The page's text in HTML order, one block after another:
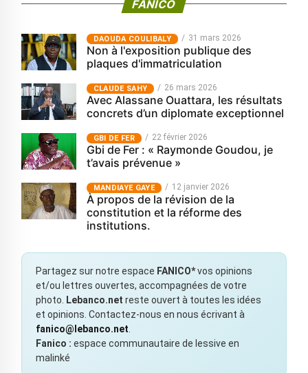
FANICO
‎DAOUDA COULIBALY 31 mars 2026
Non à l'exposition publique des
plaques d'immatriculation
CLAUDE SAHY 26 mars 2026
Avec Alassane Ouattara, les résultats
concrets d’un diplomate exceptionnel
GBI DE FER 22 février 2026
Gbi de Fer : « Raymonde Goudou, je
t’avais prévenue »
MANDIAYE GAYE 12 janvier 2026
À propos de la révision de la
constitution et la réforme des
institutions.
Partagez sur notre espace FANICO*vos opinions
et/ou lettres ouvertes, accompagnées de votre
photo.
Lebanco.net reste ouvert à toutes les idées
et opinions. Contactez-nous en nous écrivant à
fanico@lebanco.net
Fanico : espace communautaire de lessive en
malinké